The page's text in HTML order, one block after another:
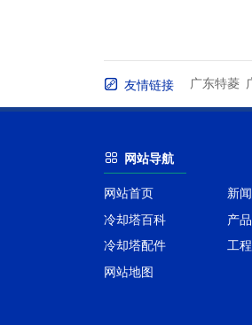
友情链接 广东特菱
网站导航
网站首页
新
冷却塔百科
产
冷却塔配件
工
网站地图